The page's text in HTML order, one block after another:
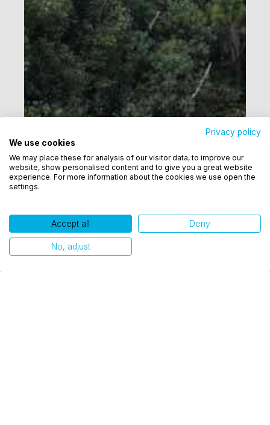
Utilizamos cookies para oferecer melhor
experiência, melhorar o desempenho, analisar
como você interage em nosso site e personalizar
conteúdo. Ao utilizar este site, você concorda com
Ok, entendi!
Privacy policy
We use cookies
We may place these for analysis of our visitor data, to improve our
website, show personalised content and to give you a great website
experience. For more information about the cookies we use open the
settings.
Accept all Deny
No, adjust